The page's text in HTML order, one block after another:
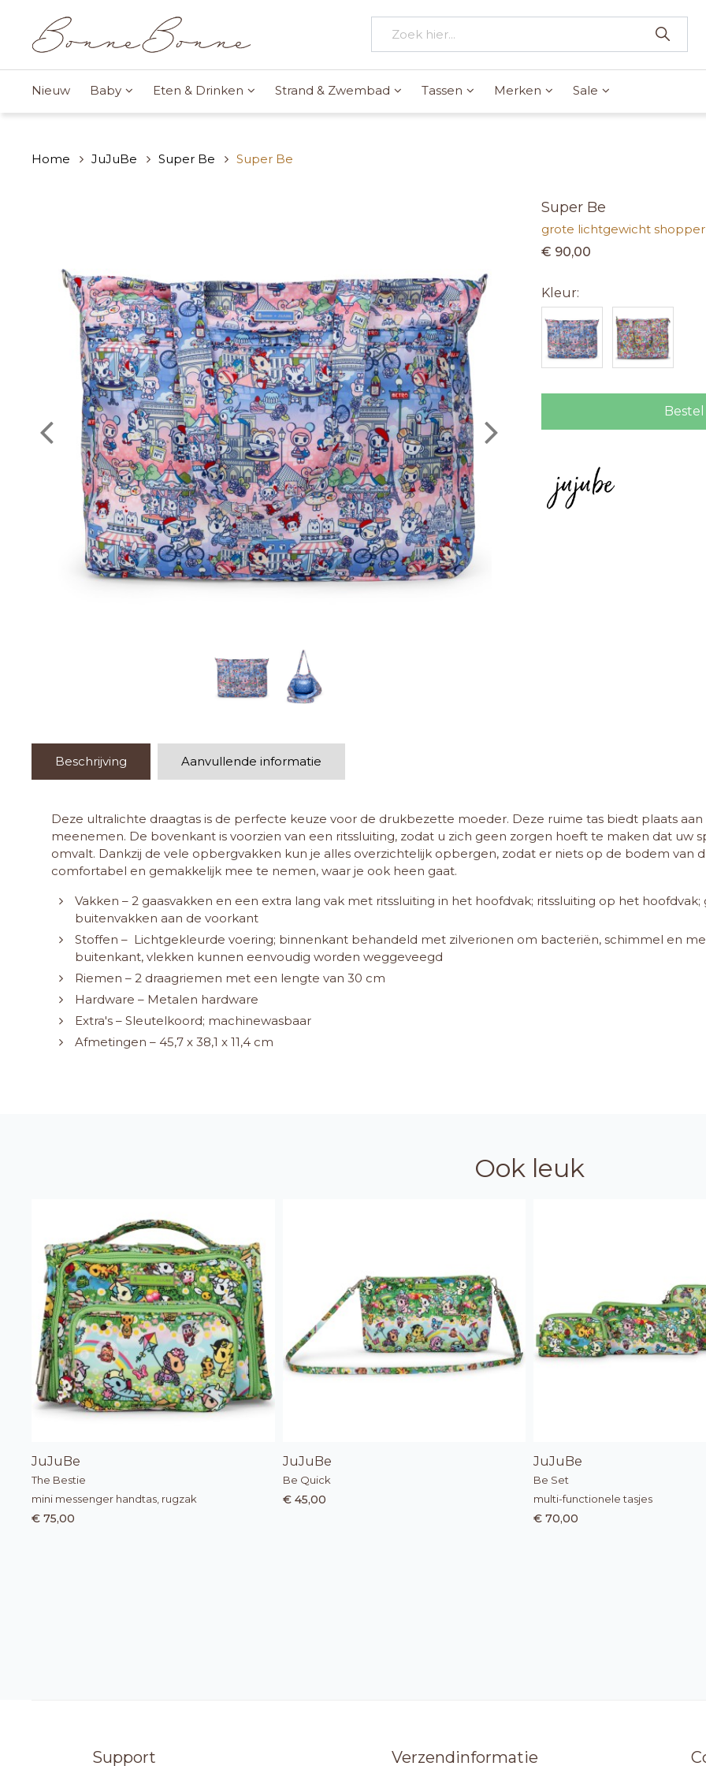
Nieuw Baby Eten & Drinken Strand & Zwembad Tassen Merken Sale
Home JuJuBe Super Be Super Be
Super Be
grote lichtgewicht shopper
€ 90,00
Kleur:
Beschrijving Aanvullende informatie
Deze ultralichte draagtas is de perfecte keuze voor de drukbezette moeder. Deze ruime tas biedt plaats
meenemen. De bovenkant is voorzien van een ritssluiting, zodat u zich geen zorgen hoeft te maken dat uw
omvalt. Dankzij de vele opbergvakken kun je alles overzichtelijk opbergen, zodat er niets op de bodem van
comfortabel en gemakkelijk mee te nemen, waar je ook heen gaat.
Vakken – 2 gaasvakken en een extra lang vak met ritssluiting in het hoofdvak; ritssluiting op het
buitenvakken aan de voorkant
Stoffen – Lichtgekleurde voering; binnenkant behandeld met zilverionen om bacteriën, schimmel en
buitenkant, vlekken kunnen eenvoudig worden weggeveegd
Riemen – 2 draagriemen met een lengte van 30 cm
Hardware – Metalen hardware
Extra's – Sleutelkoord; machinewasbaar
Afmetingen – 45,7 x 38,1 x 11,4 cm
Ook leuk
JuJuBe
The Bestie
mini messenger handtas, rugzak
€ 75,00
JuJuBe
Be Quick
€ 45,00
JuJuBe
Be Set
multi-functionele tasjes
€ 70,00
Support Verzendinformatie